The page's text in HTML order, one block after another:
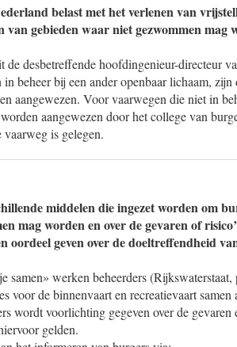
belast met het verlenen van
gebieden waar niet gezwommen mag
desbetreffende hoofdingenieur-directeur
beheer bij een ander openbaar lichaam,
aangewezen. Voor vaarwegen die niet in
aangewezen door het college van
is gelegen.
middelen die ingezet worden om
mag worden en over de gevaren of
geven over de doeltreffendheid
samen» werken beheerders (Rijkswaterstaat,
voor de binnenvaart en recreatievaart
wordt voorlichting gegeven over de gevaren
gelden.